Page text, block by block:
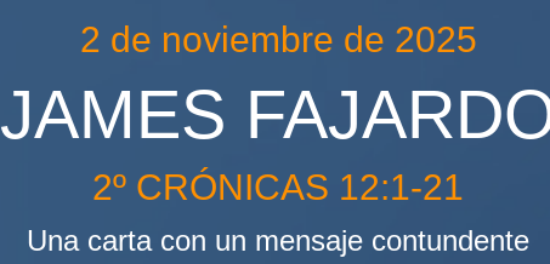
2 de noviembre de 2025
JAMES
2º CRÓNICAS 12:1-21
Una carta con un mensaje contundente